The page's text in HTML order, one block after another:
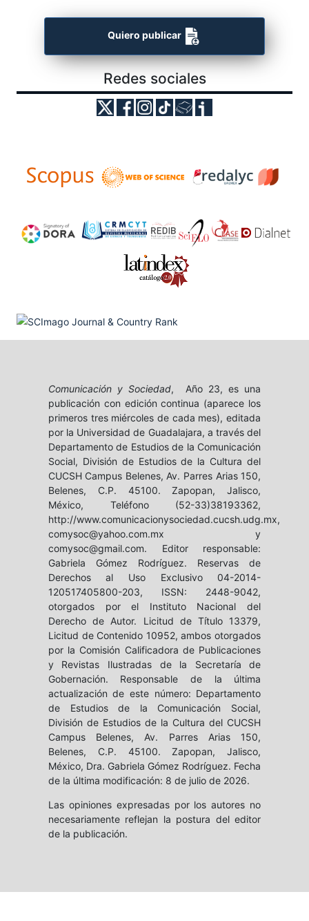
Quiero publicar
Redes sociales
Comunicación y Sociedad, Año 23, es una
publicación con edición continua (aparece los
primeros tres miércoles de cada mes), editada
por la Universidad de Guadalajara, a través del
Departamento de Estudios de la Comunicación
Social, División de Estudios de la Cultura del
CUCSH Campus Belenes, Av. Parres Arias 150,
Belenes, C.P. 45100. Zapopan, Jalisco,
México, Teléfono (52-33)38193362,
http://www.comunicacionysociedad.cucsh.udg.mx,
comysoc@yahoo.com.mx y
comysoc@gmail.com. Editor responsable:
Gabriela Gómez Rodríguez. Reservas de
Derechos al Uso Exclusivo 04-2014-
120517405800-203, ISSN: 2448-9042,
otorgados por el Instituto Nacional del
Derecho de Autor. Licitud de Título 13379,
Licitud de Contenido 10952, ambos otorgados
por la Comisión Calificadora de Publicaciones
y Revistas Ilustradas de la Secretaría de
Gobernación. Responsable de la última
actualización de este número: Departamento
de Estudios de la Comunicación Social,
División de Estudios de la Cultura del CUCSH
Campus Belenes, Av. Parres Arias 150,
Belenes, C.P. 45100. Zapopan, Jalisco,
México, Dra. Gabriela Gómez Rodríguez. Fecha
de la última modificación: 8 de julio de 2026.
Las opiniones expresadas por los autores no
necesariamente reflejan la postura del editor
de la publicación.